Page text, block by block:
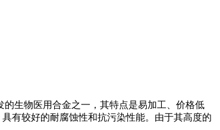
生物医用合金之一，其特点是易加工、价格低
有较好的耐腐蚀性和抗污染性能。由于其高度的